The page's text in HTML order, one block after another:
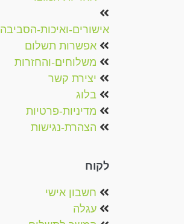
אישורים-ואיכות-הסביבה
אפשרות תשלום
משלוחים-והחזרות
יצירת קשר
בלוג
מדיניות-פרטיות
הצהרת-נגישות
לקוח
חשבון אישי
עגלה